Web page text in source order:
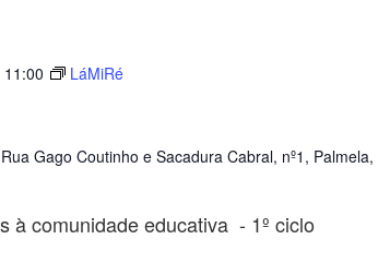
11:00 LáMiRé
Rua Gago Coutinho e Sacadura Cabral, nº1, Palmela,
à comunidade educativa - 1º ciclo